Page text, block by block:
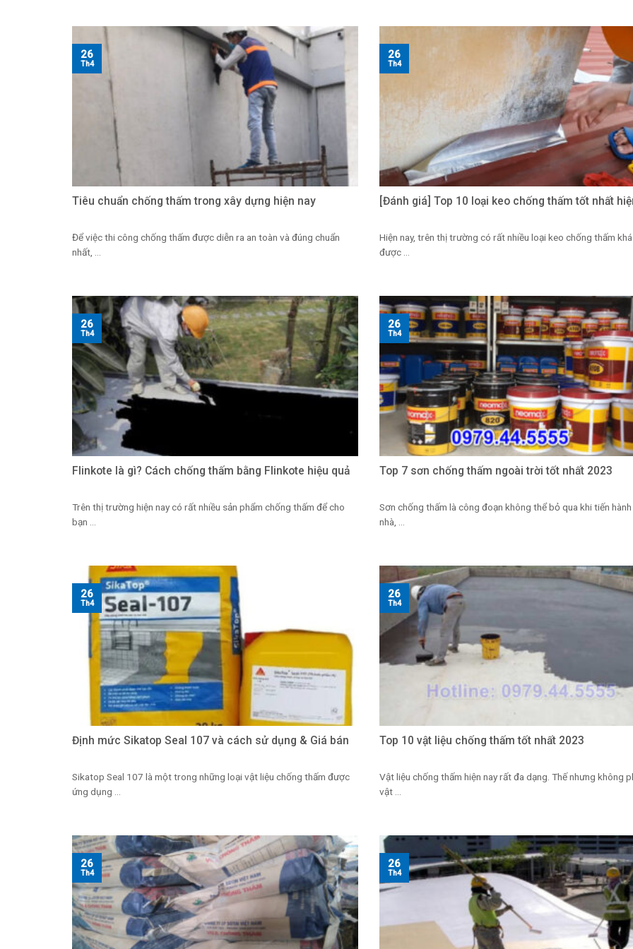
Tiêu chuẩn chống thấm trong xây dựng hiện nay
Để việc thi công chống thấm được diễn ra an toàn và đúng chuẩn
nhất, ...
26
Th4
[Đánh giá] Top 10 loại keo chống thấm tốt nhất
Hiện nay, trên thị trường có rất nhiều loại keo chống thấm
được ...
26
Th4
Flinkote là gì? Cách chống thấm bằng Flinkote hiệu quả
Trên thị trường hiện nay có rất nhiều sản phẩm chống thấm để cho
bạn ...
26
Th4
Top 7 sơn chống thấm ngoài trời tốt nhất 2023
Sơn chống thấm là công đoạn không thể bỏ qua khi tiến
nhà, ...
26
Th4
Định mức Sikatop Seal 107 và cách sử dụng & Giá bán
Sikatop Seal 107 là một trong những loại vật liệu chống thấm được
ứng dụng ...
26
Th4
Top 10 vật liệu chống thấm tốt nhất 2023
Vật liệu chống thấm hiện nay rất đa dạng. Thế nhưng không
vật ...
26
Th4
26
Th4
26
Th4